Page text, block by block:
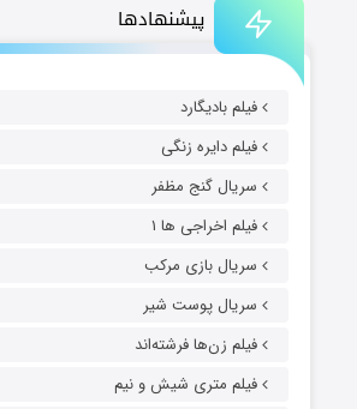
پیشنهادها
فیلم بادیگارد
فیلم دایره زنگی
سریال گنج مظفر
فیلم اخراجی ها ۱
سریال بازی مرکب
سریال پوست شیر
فیلم زن‌ها فرشته‌اند
فیلم متری شیش و نیم